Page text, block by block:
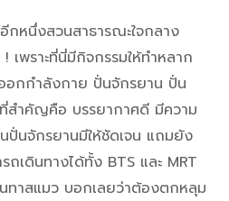
หนึ่งสวนสาธารณะใจกลาง
เพราะที่นี่มีกิจกรรมให้ทำหลาก
อกกำลังกาย ปั่นจักรยาน ปั่น
ที่สำคัญคือ บรรยากาศดี มีความ
ปั่นจักรยานมีให้ชัดเจน แถมยัง
ถเดินทางได้ทั้ง BTS และ MRT
นทาสแมว บอกเลยว่าต้องตกหลุม